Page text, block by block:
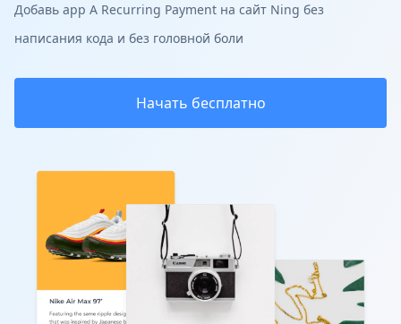
Добавь app A Recurring Payment на сайт Ning без
написания кода и без головной боли
Начать бесплатно